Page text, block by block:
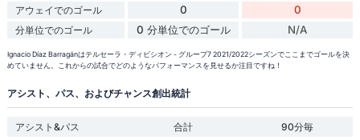
アウェイでのゴール 0 0
分単位でのゴール 0 分単位でのゴール N/A
Ignacio Díaz Barragánはテルセーラ・ディビシオン - グループ7 2021/2022シーズンでここまでゴールを決
めていません。これからの試合でどのようなパフォーマンスを見せるか注目ですね！
アシスト、パス、およびチャンス創出統計
アシスト&パス 合計
90分毎